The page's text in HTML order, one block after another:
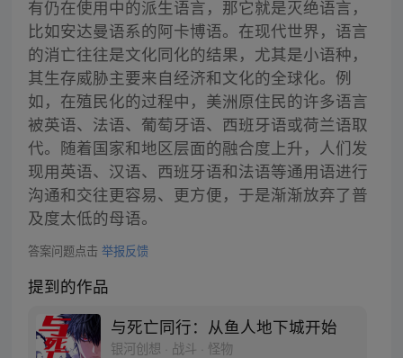
有仍在使用中的派生语言，那它就是灭绝语言，
比如安达曼语系的阿卡博语。在现代世界，语言
的消亡往往是文化同化的结果，尤其是小语种，
其生存威胁主要来自经济和文化的全球化。例
如，在殖民化的过程中，美洲原住民的许多语言
被英语、法语、葡萄牙语、西班牙语或荷兰语取
代。随着国家和地区层面的融合度上升，人们发
现用英语、汉语、西班牙语和法语等通用语进行
沟通和交往更容易、更方便，于是渐渐放弃了普
及度太低的母语。
答案问题点击 举报反馈
提到的作品
与死亡同行：从鱼人地下城开始
银河创想 · 战斗 · 怪物